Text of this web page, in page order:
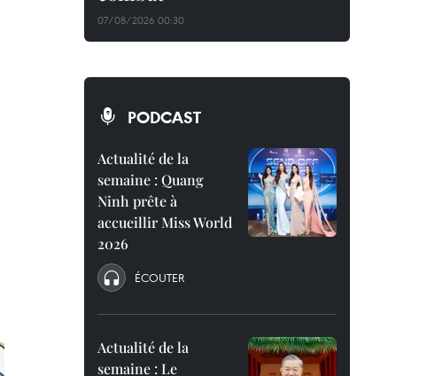
07/08/2026 00:30
PODCAST
Actualité de la
semaine : Quang
Ninh prête à
accueillir Miss World
2026
ÉCOUTER
Actualité de la
semaine : Le